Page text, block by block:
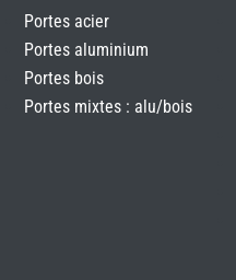
Portes acier
Portes aluminium
Portes bois
Portes mixtes : alu/bois